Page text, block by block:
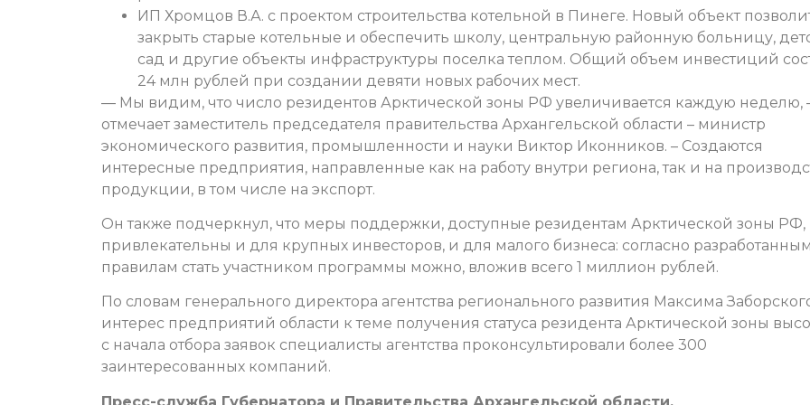
ИП Хромцов В.А. с проектом строительства котельной в Пинеге. Новый объект
закрыть старые котельные и обеспечить школу, центральную районную больницу,
сад и другие объекты инфраструктуры поселка теплом. Общий объем инвестиций
24 млн рублей при создании девяти новых рабочих мест.
— Мы видим, что число резидентов Арктической зоны РФ увеличивается каждую неделю,
отмечает заместитель председателя правительства Архангельской области – министр
экономического развития, промышленности и науки Виктор Иконников. – Создаются
интересные предприятия, направленные как на работу внутри региона, так и на
продукции, в том числе на экспорт.
Он также подчеркнул, что меры поддержки, доступные резидентам Арктической зоны РФ,
привлекательны и для крупных инвесторов, и для малого бизнеса: согласно разработанным
правилам стать участником программы можно, вложив всего 1 миллион рублей.
По словам генерального директора агентства регионального развития Максима
интерес предприятий области к теме получения статуса резидента Арктической зоны
с начала отбора заявок специалисты агентства проконсультировали более 300
заинтересованных компаний.